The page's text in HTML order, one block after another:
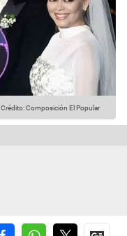
Crédito: Composición El Popular